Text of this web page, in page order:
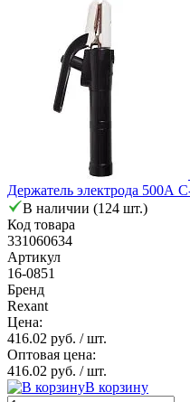
Держатель электрода 500А
В наличии (124 шт.)
Код товара
331060634
Артикул
16-0851
Бренд
Rexant
Цена:
416.02 руб. / шт.
Оптовая цена:
416.02 руб. / шт.
В корзину